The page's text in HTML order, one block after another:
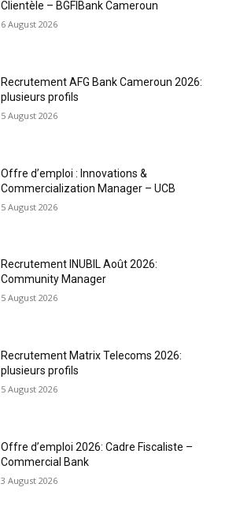
Clientèle – BGFIBank Cameroun
6 August 2026
Recrutement AFG Bank Cameroun 2026:
plusieurs profils
5 August 2026
Offre d’emploi : Innovations &
Commercialization Manager – UCB
5 August 2026
Recrutement INUBIL Août 2026:
Community Manager
5 August 2026
Recrutement Matrix Telecoms 2026:
plusieurs profils
5 August 2026
Offre d’emploi 2026: Cadre Fiscaliste –
Commercial Bank
3 August 2026